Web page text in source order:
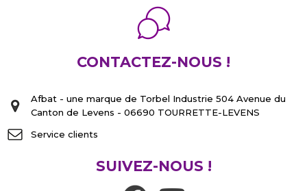
CONTACTEZ-NOUS !
Afbat - une marque de Torbel Industrie 504 Avenue du
Canton de Levens - 06690 TOURRETTE-LEVENS
Service clients
SUIVEZ-NOUS !